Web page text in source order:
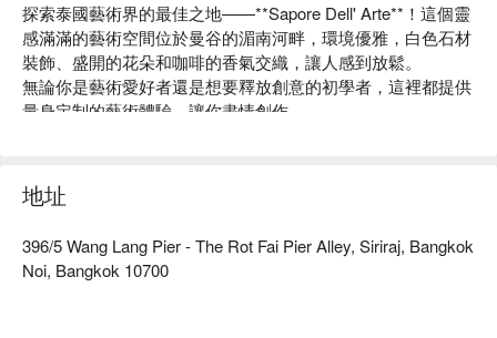
探索泰國藝術界的最佳之地——**Sapore Dell' Arte**！這個靈
感滿滿的藝術空間位於曼谷的湄南河畔，環境優雅，白色石材
裝飾、盛開的花朵和咖啡的香氣交織，讓人感到放鬆。
無論你是藝術愛好者還是想要釋放創意的初學者，這裡都提供
量身定制的藝術體驗，讓你盡情創作。
地址
396/5 Wang Lang Pier - The Rot Fai Pier Alley, Siriraj, Bangkok
Noi, Bangkok 10700